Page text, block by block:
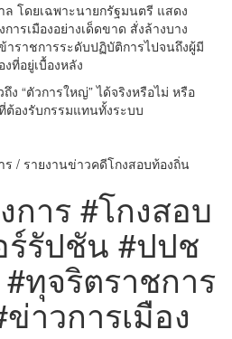
ล โดยเฉพาะนายกรัฐมนตรี แสดง
ารเมืองอย่างเด็ดขาด สั่งล้างบาง
ราชการระดับปฏิบัติการไปจนถึงผู้มี
ที่อยู่เบื้องหลัง
ง “ตัวการใหญ่” ได้จริงหรือไม่ หรือ
ต้องรับกรรมแทนทั้งระบบ
/ รายงานข่าวคดีโกงสอบท้องถิ่น
าร #โกงสอบ
รัปชัน #ปปช
ทุจริตราชการ
าวการเมือง